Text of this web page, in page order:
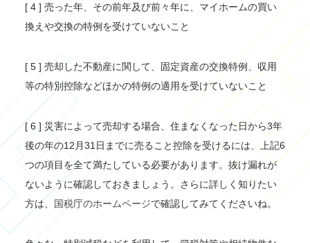
[ 4 ] 売った年、その前年及び前々年に、マイホームの買い
換えや交換の特例を受けていないこと
[ 5 ] 売却した不動産に関して、固定資産の交換特例、収用
等の特別控除などほかの特例の適用を受けていないこと
[ 6 ] 災害によって売却する場合、住まなくなった日から3年
後の年の12月31日までに売ること控除を受けるには、上記6
つの項目を全て満たしている必要があります。抜け漏れが
ないように確認しておきましょう。さらに詳しく知りたい
方は、
国税庁のホームページで確認してみてくださいね。